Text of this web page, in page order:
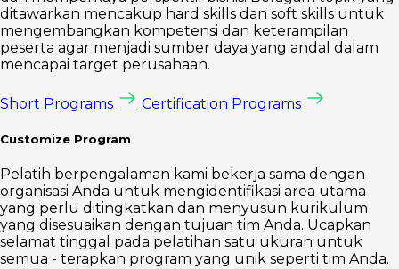
ditawarkan mencakup hard skills dan soft skills untuk
mengembangkan kompetensi dan keterampilan
peserta agar menjadi sumber daya yang andal dalam
mencapai target perusahaan.
Short Programs Certification Programs
Customize Program
Pelatih berpengalaman kami bekerja sama dengan
organisasi Anda untuk mengidentifikasi area utama
yang perlu ditingkatkan dan menyusun kurikulum
yang disesuaikan dengan tujuan tim Anda. Ucapkan
selamat tinggal pada pelatihan satu ukuran untuk
semua - terapkan program yang unik seperti tim Anda.